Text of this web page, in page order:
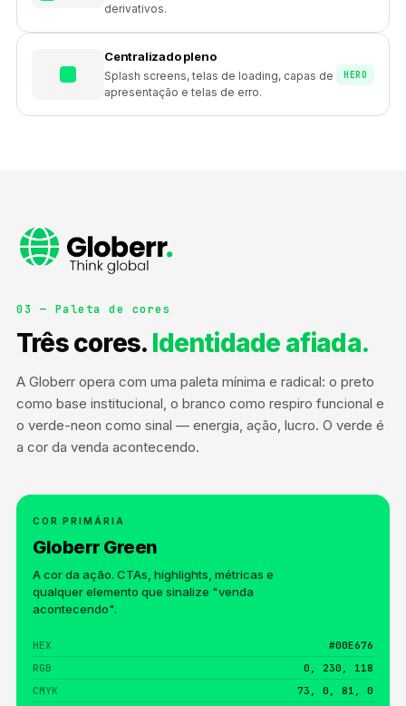
derivativos.
Centralizado pleno
Splash screens, telas de loading, capas de
apresentação e telas de erro.
HERO
03 — Paleta de cores
Três cores. Identidade afiada.
A Globerr opera com uma paleta mínima e radical: o preto
como base institucional, o branco como respiro funcional e
o verde-neon como sinal — energia, ação, lucro. O verde é
a cor da venda acontecendo.
COR PRIMÁRIA
Globerr Green
A cor da ação. CTAs, highlights, métricas e
qualquer elemento que sinalize "venda
acontecendo".
HEX
#00E676
RGB
0, 230, 118
CMYK
73, 0, 81, 0